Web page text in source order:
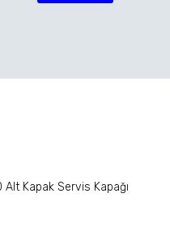
Alt Kapak Servis Kapağı